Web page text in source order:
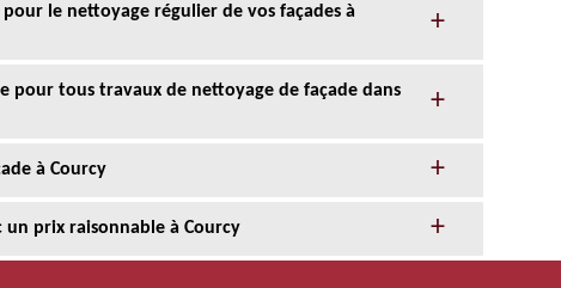
le nettoyage régulier de vos façades à
pour tous travaux de nettoyage de façade dans
à Courcy
un prix raisonnable à Courcy